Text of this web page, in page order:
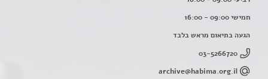
חמישי 09:00 - 16:00
הגעה בתיאום מראש בלבד
03-5266720
archive@habima.org.il